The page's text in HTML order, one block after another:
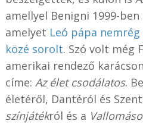
amellyel Benigni 1999-
amelyet Leó pápa
közé sorolt. Szó volt még
amerikai rendező
címe: Az élet csodálatos.
életéről, Dantéról és
színjátékról és a